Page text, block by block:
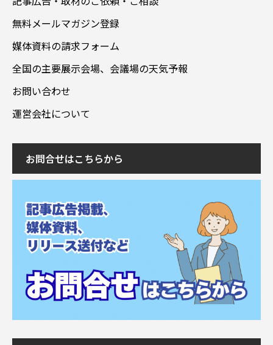
無料メールマガジン登録
媒体資料の請求フォーム
全国の主要展示会場、会議場の天気予報
お問い合わせ
運営会社について
お問合せはこちらから